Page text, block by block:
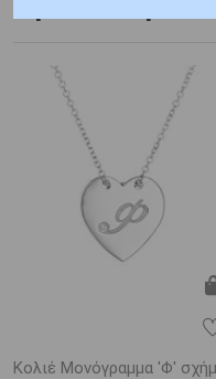
Κολιέ Μονόγραμμα 'Φ'